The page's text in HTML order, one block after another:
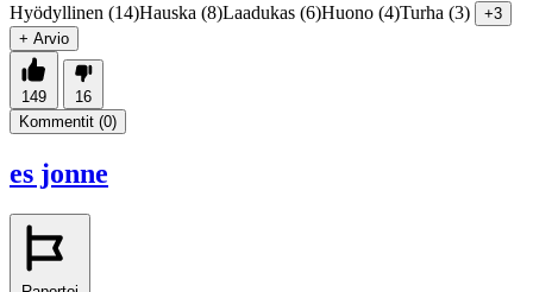
Hyödyllinen (14)Hauska (8)Laadukas (6)Huono (4)Turha (3)
+3
+ Arvio
149
16
Kommentit (0)
es jonne